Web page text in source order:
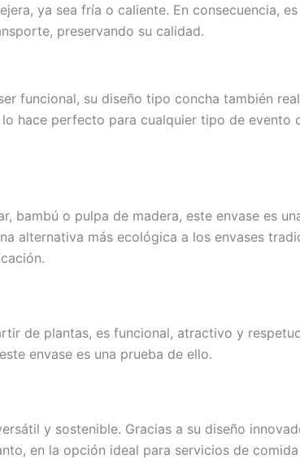
ya sea fría o caliente. En consecuencia,
preservando su calidad.
funcional, su diseño tipo concha también
hace perfecto para cualquier tipo de evento
bambú o pulpa de madera, este envase es
alternativa más ecológica a los envases
de plantas, es funcional, atractivo y
envase es una prueba de ello.
y sostenible. Gracias a su diseño
en la opción ideal para servicios de